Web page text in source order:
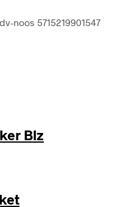
noos 5715219901547
Blz